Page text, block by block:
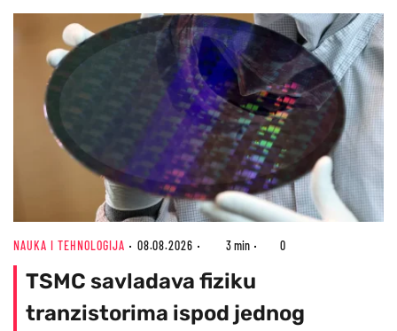
NAUKA I TEHNOLOGIJA 08.08.2026 3 min 0
TSMC savladava fiziku
tranzistorima ispod jednog